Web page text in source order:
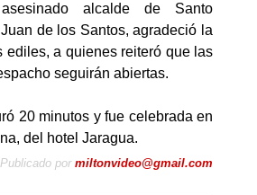
alcalde de Santo
de los Santos, agradeció la
ediles, a quienes reiteró que las
seguirán abiertas.
20 minutos y fue celebrada en
del hotel Jaragua.
Publicado por miltonvideo@gmail.com